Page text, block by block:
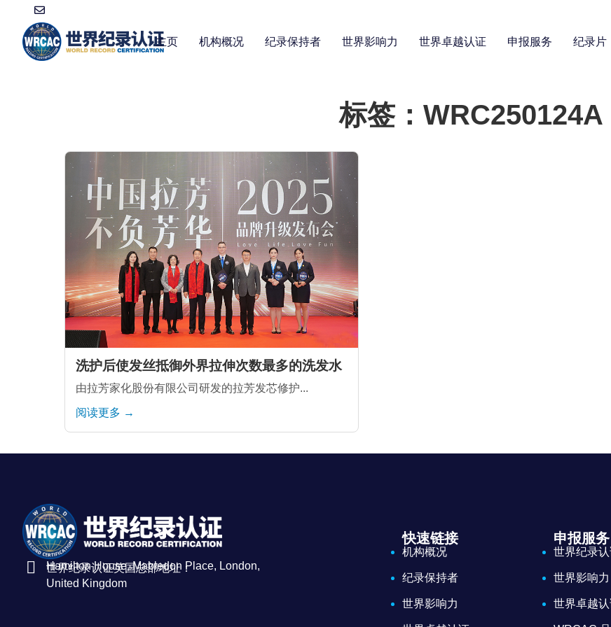
主页 机构概况 纪录保持者 世界影响力 世界卓越认证 申报服务 纪录片
标签：WRC250124A
洗护后使发丝抵御外界拉伸次数最多的洗发水
由拉芳家化股份有限公司研发的拉芳发芯修护...
阅读更多 →
世界纪录认证英国总部地址：
Hamilton House, Mabledon Place, London,
United Kingdom
快速链接
机构概况
纪录保持者
世界影响力
申报服务
世界纪录认
世界影响力
世界卓越认